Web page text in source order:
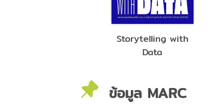
Storytelling with
Data
ข้อมูล MARC